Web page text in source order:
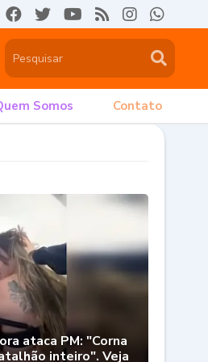
Somos Contato
ataca PM: "Corna
inteiro". Veja